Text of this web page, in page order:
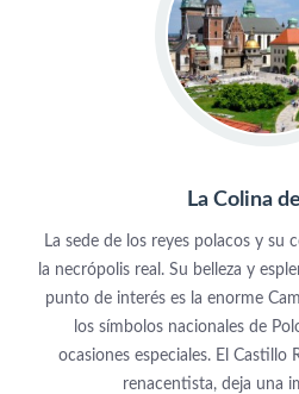
La Colina
La sede de los reyes polacos y su
la necrópolis real. Su belleza y
punto de interés es la enorme
los símbolos nacionales de
ocasiones especiales. El
renacentista, deja una